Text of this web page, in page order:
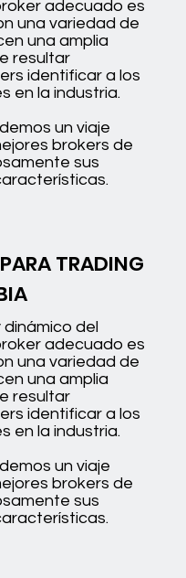
adecuado es
una variedad de
una amplia
resultar
identificar a los
en la industria.
un viaje
brokers de
sus
TRADING
dinámico del
adecuado es
una variedad de
una amplia
resultar
identificar a los
en la industria.
un viaje
brokers de
sus